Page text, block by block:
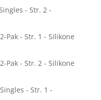
- Str. 2 -
Pak - Str. 1 - Silikone
Pak - Str. 2 - Silikone
- Str. 1 -